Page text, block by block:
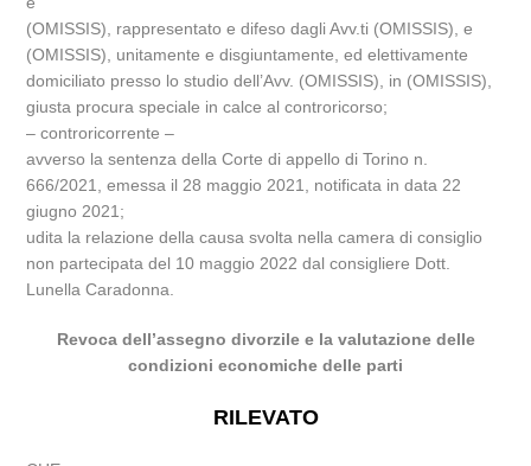
(OMISSIS), rappresentato e difeso dagli Avv.ti (OMISSIS), e
(OMISSIS), unitamente e disgiuntamente, ed elettivamente
domiciliato presso lo studio dell’Avv. (OMISSIS), in (OMISSIS),
giusta procura speciale in calce al controricorso;
– controricorrente –
avverso la sentenza della Corte di appello di Torino n.
666/2021, emessa il 28 maggio 2021, notificata in data 22
giugno 2021;
udita la relazione della causa svolta nella camera di consiglio
non partecipata del 10 maggio 2022 dal consigliere Dott.
Lunella Caradonna.
Revoca dell’assegno divorzile e la valutazione delle
condizioni economiche delle parti
RILEVATO